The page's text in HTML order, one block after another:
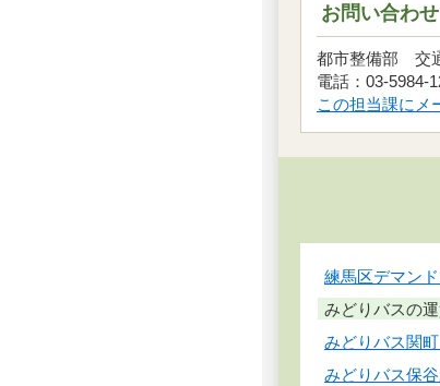
お問い合わせ
都市整備部 交
電話：03-
この担当課にメ
練馬区デマン
みどりバスの
みどりバス関
みどりバス保